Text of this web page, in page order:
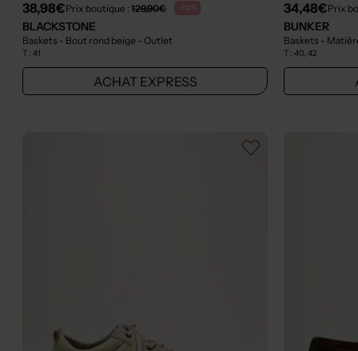
38,98€Prix boutique :129,90€ -70%
BLACKSTONE
Baskets - Bout rond beige - Outlet
T :41
ACHAT EXPRESS
34,48€Prix
BUNKER
Baskets -
T :40, 42